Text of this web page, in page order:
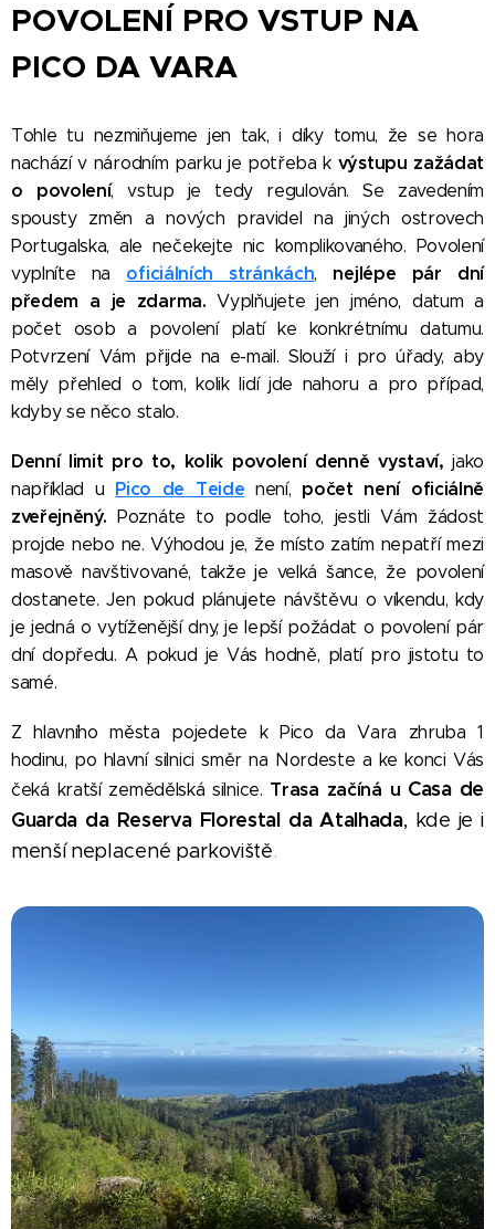
POVOLENÍ PRO VSTUP NA
PICO DA VARA
Tohle tu nezmiňujeme jen tak, i díky tomu, že se hora
nachází v národním parku je potřeba k výstupu zažádat
o povolení, vstup je tedy regulován. Se zavedením
spousty změn a nových pravidel na jiných ostrovech
Portugalska, ale nečekejte nic komplikovaného. Povolení
vyplníte na oficiálních stránkách, nejlépe pár dní
předem a je zdarma.Vyplňujete jen jméno, datum a
počet osob a povolení platí ke konkrétnímu datumu.
Potvrzení Vám přijde na e-mail. Slouží i pro úřady, aby
měly přehled o tom, kolik lidí jde nahoru a pro případ,
kdyby se něco stalo.
Denní limit pro to, kolik povolení denně vystaví, jako
například u Pico de Teide není, počet není oficiálně
zveřejněný. Poznáte to podle toho, jestli Vám žádost
projde nebo ne. Výhodou je, že místo zatím nepatří mezi
masově navštivované, takže je velká šance, že povolení
dostanete. Jen pokud plánujete návštěvu o víkendu, kdy
je jedná o vytíženější dny, je lepší požádat o povolení pár
dní dopředu. A pokud je Vás hodně, platí pro jistotu to
samé.
Z hlavního města pojedete k Pico da Vara zhruba 1
hodinu, po hlavní silnici směr na Nordeste a ke konci Vás
čeká kratší zemědělská silnice. Trasa začíná u Casa de
Guarda da Reserva Florestal da Atalhada, kde je i
menší neplacené parkoviště.